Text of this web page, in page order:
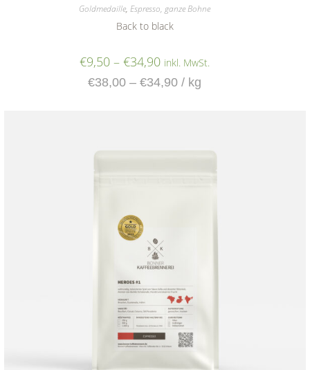
Goldmedaille, Espresso, ganze Bohne
Back to black
€9,50 – €34,90 inkl. MwSt.
€38,00 – €34,90 / kg